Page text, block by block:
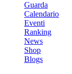
Guarda
Calendario
Eventi
Ranking
News
Shop
Blogs